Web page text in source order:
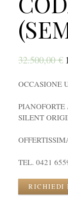
32.500,00€
OCCASIONE
SILENT
TEL. 0421
RICHIEDI